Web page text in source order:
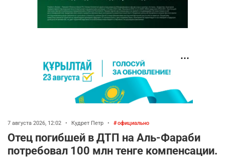
7 августа 2026, 12:02 • Кудрет Петр • официально
Отец погибшей в ДТП на Аль-Фараби
потребовал 100 млн тенге компенсации.